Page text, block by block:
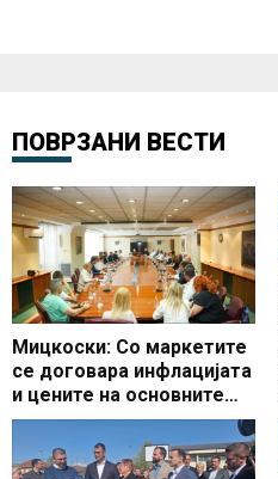
ПОВРЗАНИ ВЕСТИ
Мицкоски: Со маркетите
се договара инфлацијата
и цените на основните
производи да останат
под 3 проценти